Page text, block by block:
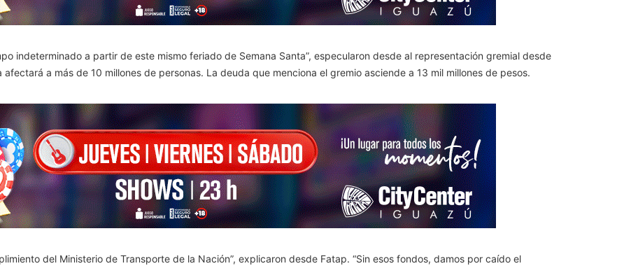
indeterminado a partir de este mismo feriado de Semana Santa”, especularon desde al representación gremial desde
a más de 10 millones de personas. La deuda que menciona el gremio asciende a 13 mil millones de pesos.
del Ministerio de Transporte de la Nación”, explicaron desde Fatap. “Sin esos fondos, damos por caído el